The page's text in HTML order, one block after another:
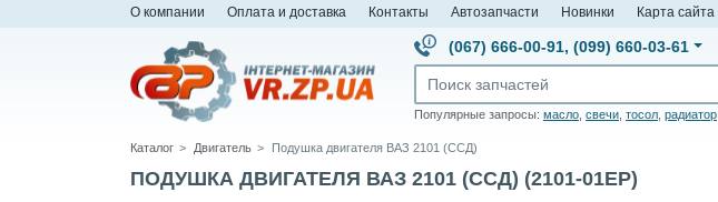
О компании Оплата и доставка Контакты Автозапчасти Новинки Карта сайта
(067) 666-00-91, (099) 660-03-61
Популярные запросы: масло свечи тосол радиатор
Каталог Двигатель Подушка двигателя ВАЗ 2101 (ССД)
ПОДУШКА ДВИГАТЕЛЯ ВАЗ 2101 (ССД) (2101-01EP)